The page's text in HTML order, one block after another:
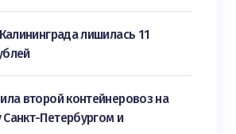
лишилась 11
второй контейнеровоз на
Петербургом и